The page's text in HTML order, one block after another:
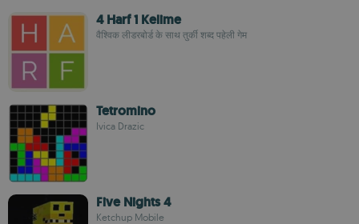
4 Harf 1 Kelime
वैश्विक लीडरबोर्ड के साथ तुर्की शब्द पहेली गेम
Tetromino
Ivica Drazic
Five Nights 4
Ketchup Mobile